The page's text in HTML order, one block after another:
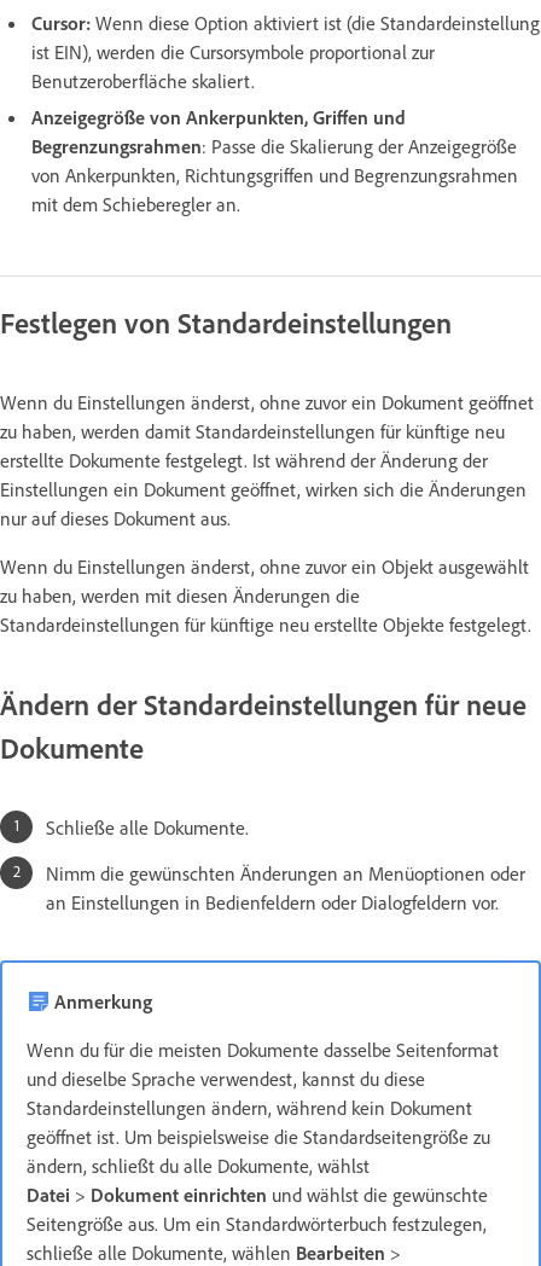
Cursor: Wenn diese Option aktiviert ist (die Standardeinstellung
ist EIN), werden die Cursorsymbole proportional zur
Benutzeroberfläche skaliert.
Anzeigegröße von Ankerpunkten, Griffen und
Begrenzungsrahmen: Passe die Skalierung der Anzeigegröße
von Ankerpunkten, Richtungsgriffen und Begrenzungsrahmen
mit dem Schieberegler an.
Festlegen von Standardeinstellungen
Wenn du Einstellungen änderst, ohne zuvor ein Dokument geöffnet
zu haben, werden damit Standardeinstellungen für künftige neu
erstellte Dokumente festgelegt. Ist während der Änderung der
Einstellungen ein Dokument geöffnet, wirken sich die Änderungen
nur auf dieses Dokument aus.
Wenn du Einstellungen änderst, ohne zuvor ein Objekt ausgewählt
zu haben, werden mit diesen Änderungen die
Standardeinstellungen für künftige neu erstellte Objekte festgelegt.
Ändern der Standardeinstellungen für neue
Dokumente
Schließe alle Dokumente.
Nimm die gewünschten Änderungen an Menüoptionen oder
an Einstellungen in Bedienfeldern oder Dialogfeldern vor.
Anmerkung
Wenn du für die meisten Dokumente dasselbe Seitenformat
und dieselbe Sprache verwendest, kannst du diese
Standardeinstellungen ändern, während kein Dokument
geöffnet ist. Um beispielsweise die Standardseitengröße zu
ändern, schließt du alle Dokumente, wählst
Datei > Dokument einrichten und wählst die gewünschte
Seitengröße aus. Um ein Standardwörterbuch festzulegen,
schließe alle Dokumente, wählen Bearbeiten >